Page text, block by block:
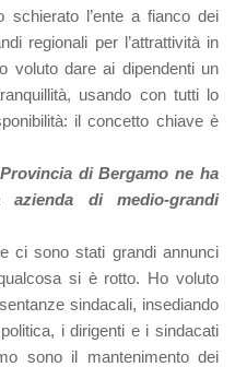
schierato l’ente a fianco dei
regionali per l’attrattività in
voluto dare ai dipendenti un
usando con tutti lo
il concetto chiave è
di Bergamo ne ha
azienda di medio-grandi
ci sono stati grandi annunci
si è rotto. Ho voluto
sindacali, insediando
i dirigenti e i sindacati
sono il mantenimento dei